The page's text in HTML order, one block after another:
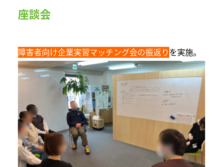
座談会
障害者向け企業実習マッチング会の振返りを実施。